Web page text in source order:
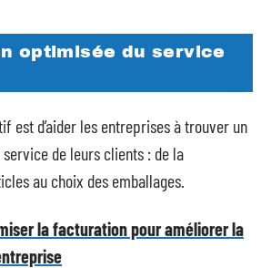
optimisée du service
est d’aider les entreprises à trouver un
de leurs clients : de la
au choix des emballages.
la facturation pour améliorer la